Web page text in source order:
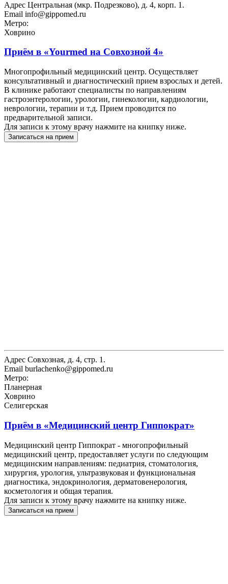
Адрес Центральная (мкр. Подрезково), д. 4, корп. 1.
Email info@gippomed.ru
Метро:
Ховрино
Приём в «Yourmed на Совхозной 4»
Многопрофильный медицинский центр. Осуществляет
консультативный и диагностический прием взрослых и детей.
В клинике работают специалисты по направлениям
гастроэнтерологии, урологии, гинекологии, кардиологии,
неврологии, терапии и т.д. Прием проводится по
предварительной записи.
Для записи к этому врачу нажмите на книпку ниже.
Записаться на прием
Адрес Совхозная, д. 4, стр. 1.
Email burlachenko@gippomed.ru
Метро:
Планерная
Ховрино
Селигерская
Приём в «Медицинский центр Гиппократ»
Медицинский центр Гиппократ - многопрофильный
медицинский центр, предоставляет услуги по следующим
медицинским направлениям: педиатрия, стоматология,
хирургия, урология, ультразвуковая и функциональная
диагностика, эндокринология, дерматовенерология,
косметология и общая терапия.
Для записи к этому врачу нажмите на книпку ниже.
Записаться на прием